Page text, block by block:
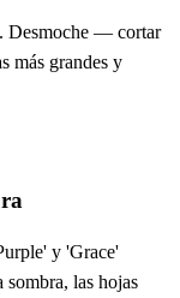
Desmoche — cortar
más grandes y
y 'Grace'
las hojas